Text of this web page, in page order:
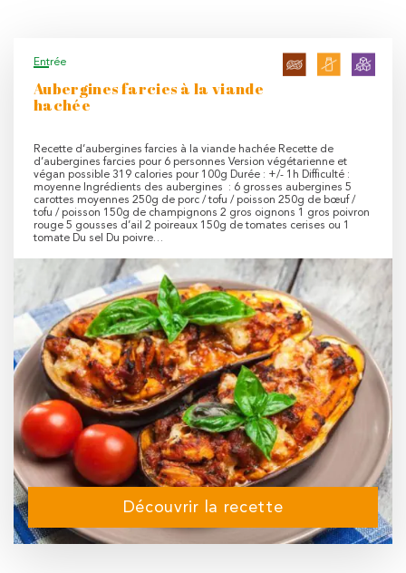
Entrée
Aubergines farcies à la viande
hachée
Recette d’aubergines farcies à la viande hachée Recette de
d’aubergines farcies pour 6 personnes Version végétarienne et
végan possible 319 calories pour 100g Durée : +/- 1h Difficulté :
moyenne Ingrédients des aubergines : 6 grosses aubergines 5
carottes moyennes 250g de porc / tofu / poisson 250g de bœuf /
tofu / poisson 150g de champignons 2 gros oignons 1 gros poivron
rouge 5 gousses d’ail 2 poireaux 150g de tomates cerises ou 1
tomate Du sel Du poivre…
Découvrir la recette